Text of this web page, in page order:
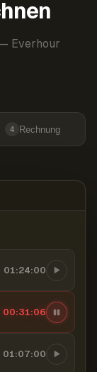
Everhour
4 Rechnung
01:24:00
00:31:07
01:07:00